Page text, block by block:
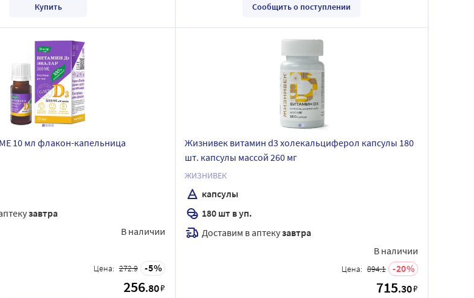
Купить Сообщить о поступлении
10 мл флакон-капельница
завтра
В наличии
Цена: 272.9 5
256.80₽
Жизнивек витамин d3 холекальциферол капсулы 180
шт. капсулы массой 260 мг
ЖИЗНИВЕК
капсулы
180 шт в уп.
Доставим в аптекузавтра
В наличии
Цена: 894.1 20
715.30₽